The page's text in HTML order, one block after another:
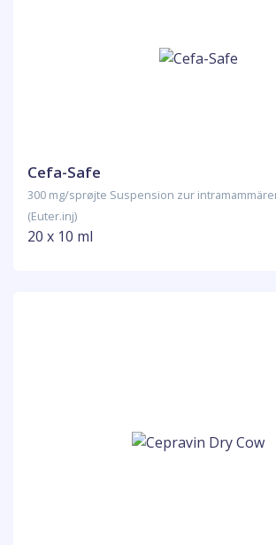
Cefa-Safe
300 mg/sprøjte Suspension zur
(Euter.inj)
20 x 10 ml